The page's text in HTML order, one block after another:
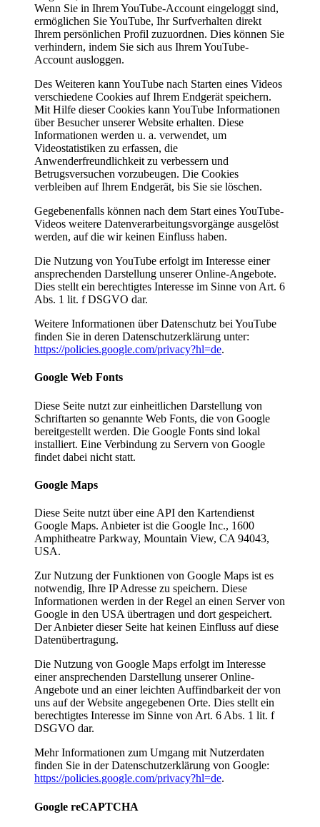
Wenn Sie in Ihrem YouTube-Account eingeloggt sind,
ermöglichen Sie YouTube, Ihr Surfverhalten direkt
Ihrem persönlichen Profil zuzuordnen. Dies können Sie
verhindern, indem Sie sich aus Ihrem YouTube-
Account ausloggen.
Des Weiteren kann YouTube nach Starten eines Videos
verschiedene Cookies auf Ihrem Endgerät speichern.
Mit Hilfe dieser Cookies kann YouTube Informationen
über Besucher unserer Website erhalten. Diese
Informationen werden u. a. verwendet, um
Videostatistiken zu erfassen, die
Anwenderfreundlichkeit zu verbessern und
Betrugsversuchen vorzubeugen. Die Cookies
verbleiben auf Ihrem Endgerät, bis Sie sie löschen.
Gegebenenfalls können nach dem Start eines YouTube-
Videos weitere Datenverarbeitungsvorgänge ausgelöst
werden, auf die wir keinen Einfluss haben.
Die Nutzung von YouTube erfolgt im Interesse einer
ansprechenden Darstellung unserer Online-Angebote.
Dies stellt ein berechtigtes Interesse im Sinne von Art. 6
Abs. 1 lit. f DSGVO dar.
Weitere Informationen über Datenschutz bei YouTube
finden Sie in deren Datenschutzerklärung unter:
https://policies.google.com/privacy?hl=de.
Google Web Fonts
Diese Seite nutzt zur einheitlichen Darstellung von
Schriftarten so genannte Web Fonts, die von Google
bereitgestellt werden. Die Google Fonts sind lokal
installiert. Eine Verbindung zu Servern von Google
findet dabei nicht statt.
Google Maps
Diese Seite nutzt über eine API den Kartendienst
Google Maps. Anbieter ist die Google Inc., 1600
Amphitheatre Parkway, Mountain View, CA 94043,
USA.
Zur Nutzung der Funktionen von Google Maps ist es
notwendig, Ihre IP Adresse zu speichern. Diese
Informationen werden in der Regel an einen Server von
Google in den USA übertragen und dort gespeichert.
Der Anbieter dieser Seite hat keinen Einfluss auf diese
Datenübertragung.
Die Nutzung von Google Maps erfolgt im Interesse
einer ansprechenden Darstellung unserer Online-
Angebote und an einer leichten Auffindbarkeit der von
uns auf der Website angegebenen Orte. Dies stellt ein
berechtigtes Interesse im Sinne von Art. 6 Abs. 1 lit. f
DSGVO dar.
Mehr Informationen zum Umgang mit Nutzerdaten
finden Sie in der Datenschutzerklärung von Google:
https://policies.google.com/privacy?hl=de.
Google reCAPTCHA